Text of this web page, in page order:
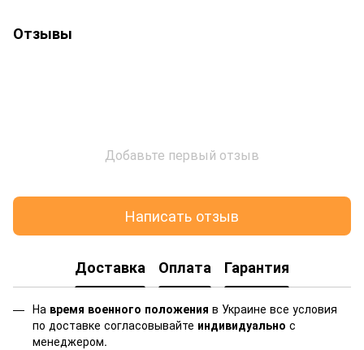
Отзывы
Добавьте первый отзыв
Написать отзыв
Доставка Оплата Гарантия
На время военного положения в Украине все условия
по доставке согласовывайте индивидуально с
менеджером.